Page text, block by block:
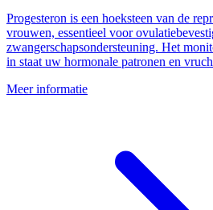
Progesteron is een hoeksteen van de
vrouwen, essentieel voor
zwangerschapsondersteuning. Het
in staat uw hormonale patronen en
Meer informatie